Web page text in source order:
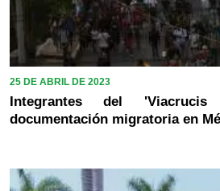
25 DE ABRIL DE 2023
Integrantes del
documentación migratoria en